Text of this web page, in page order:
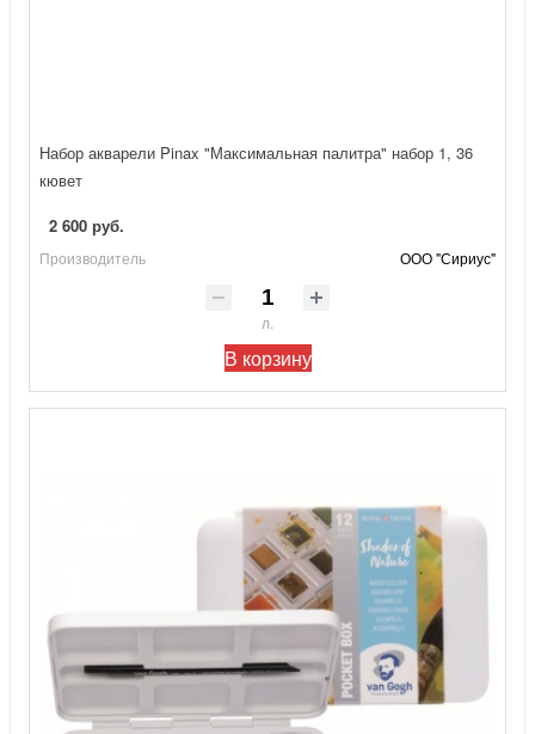
Набор акварели Pinax "Максимальная палитра" набор 1, 36
кювет
2 600 руб.
Производитель ООО "Сириус"
л.
В корзину